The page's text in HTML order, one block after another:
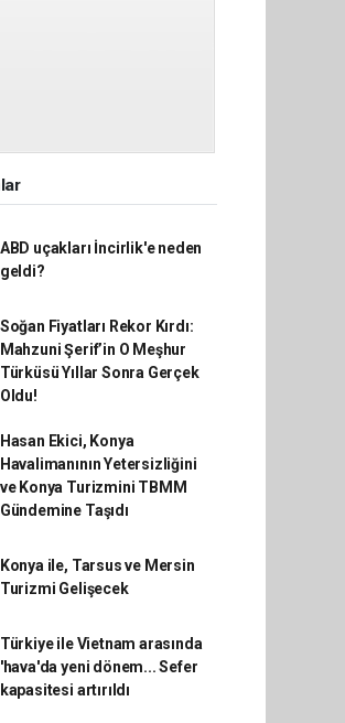
ABD uçakları İncirlik'e neden
geldi?
Soğan Fiyatları Rekor Kırdı:
Mahzuni Şerif’in O Meşhur
Türküsü Yıllar Sonra Gerçek
Oldu!
Hasan Ekici, Konya
Havalimanının Yetersizliğini
ve Konya Turizmini TBMM
Gündemine Taşıdı
Konya ile, Tarsus ve Mersin
Turizmi Gelişecek
Türkiye ile Vietnam arasında
'hava'da yeni dönem... Sefer
kapasitesi artırıldı